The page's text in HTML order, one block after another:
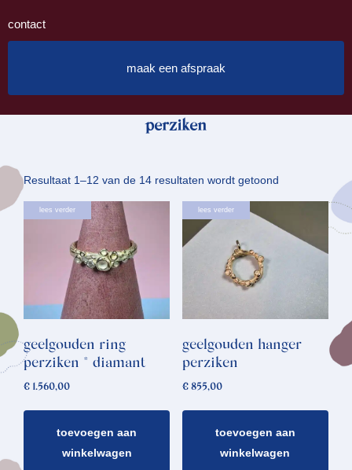
contact
maak een afspraak
perziken
Resultaat 1–12 van de 14 resultaten wordt getoond
op
lees verder
geelgouden ring
perziken * diamant
€ 1.560,00
toevoegen aan
winkelwagen
lees verder
geelgouden hanger
perziken
€855,00
toevoegen aan
winkelwagen